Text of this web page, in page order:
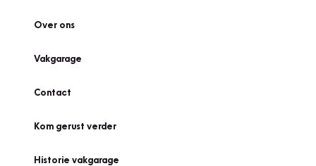
Over ons
Vakgarage
Contact
Kom gerust verder
Historie vakgarage